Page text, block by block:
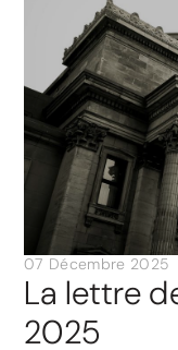
07 Décembre 2025
La lettre
2025